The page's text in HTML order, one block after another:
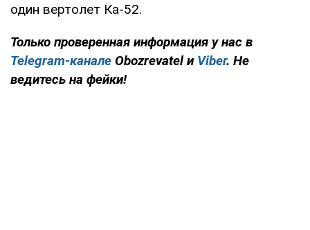
один вертолет Ка-52.
Только проверенная информация у нас в
Telegram-канале Obozrevatel и Viber. Не
ведитесь на фейки!